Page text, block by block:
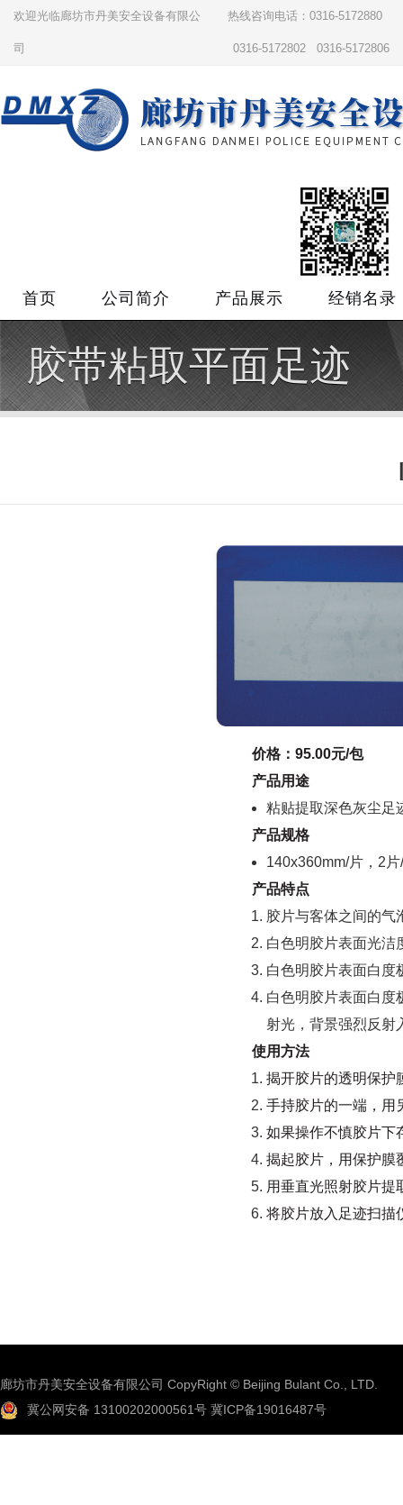
欢迎光临廊坊市丹美安全设备有限公
司
热线咨询电话：0316-5172880
0316-5172802 0316-5172806
首页 公司简介 产品展示 经销名录
胶带粘取平面足迹
价格：95.00元/包
产品用途
粘贴提取深色灰尘足
产品规格
140x360mm/片，2片
产品特点
胶片与客体之间的气
白色明胶片表面光洁
白色明胶片表面白度
白色明胶片表面白度
射光，背景强烈反射
使用方法
揭开胶片的透明保护
手持胶片的一端，用
如果操作不慎胶片下
揭起胶片，用保护膜
用垂直光照射胶片提
将胶片放入足迹扫描
廊坊市丹美安全设备有限公司 CopyRight © Beijing Bulant Co., LTD.
冀公网安备 13100202000561号 冀ICP备19016487号